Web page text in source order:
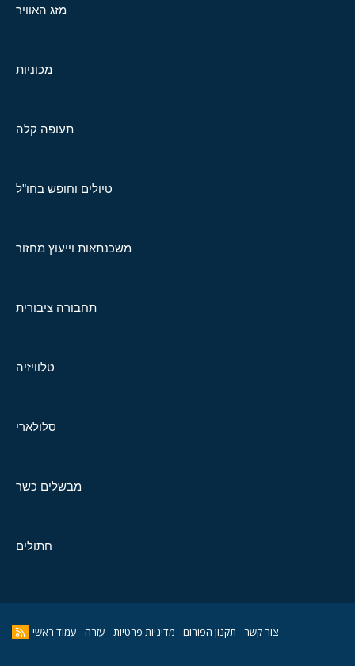
מזג האוויר
מכוניות
תעופה קלה
טיולים וחופש בחו"ל
משכנתאות וייעוץ מחזור
תחבורה ציבורית
טלוויזיה
סלולארי
מבשלים כשר
חתולים
צור קשר תקנון הפורום מדיניות פרטיות עזרה עמוד ראשי